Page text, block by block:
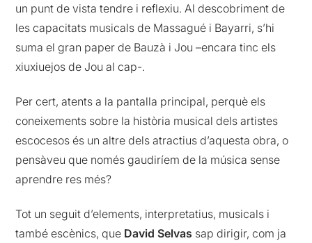
un punt de vista tendre i reflexiu. Al descobriment de
les capacitats musicals de Massagué i Bayarri, s’hi
suma el gran paper de Bauzà i Jou –encara tinc els
xiuxiuejos de Jou al cap-.
Per cert, atents a la pantalla principal, perquè els
coneixements sobre la història musical dels artistes
escocesos és un altre dels atractius d’aquesta obra, o
pensàveu que només gaudiríem de la música sense
aprendre res més?
Tot un seguit d’elements, interpretatius, musicals i
també escènics, que David Selvas sap dirigir, com ja